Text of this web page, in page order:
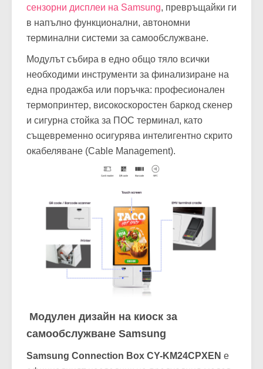
сензорни дисплеи на Samsung, превръщайки ги
в напълно функционални, автономни
терминални системи за самообслужване.
Модулът събира в едно общо тяло всички
необходими инструменти за финализиране на
една продажба или поръчка: професионален
термопринтер, високоскоростен баркод скенер
и сигурна стойка за ПОС терминал, като
същевременно осигурява интелигентно скрито
окабеляване (Cable Management).
Модулен дизайн на киоск за
самообслужване Samsung
Samsung Connection Box CY-KM24CPXEN е